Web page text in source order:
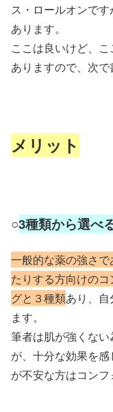
ス・ロールオンで
あります。
ここは良いけど、
ありますので、次で
メリット
○3種類から選べ
一般的な薬の強さ
たりする方向けの
グと３種類あり、
ます。
筆者は肌が強くな
が、十分な効果を
が不安な方はコン